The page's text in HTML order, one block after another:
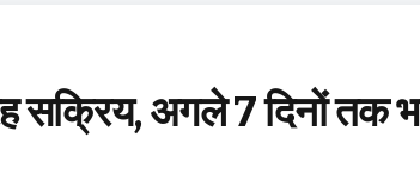
सक्रिय, अगले 7 दिनों तक